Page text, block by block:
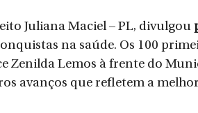
Juliana Maciel – PL, divulgou
na saúde. Os 100
Zenilda Lemos à frente do
avanços que refletem a